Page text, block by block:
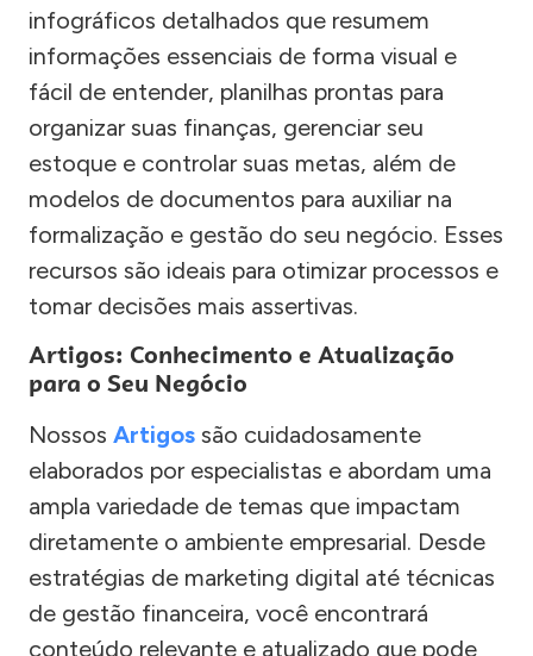
infográficos detalhados que resumem
informações essenciais de forma visual e
fácil de entender, planilhas prontas para
organizar suas finanças, gerenciar seu
estoque e controlar suas metas, além de
modelos de documentos para auxiliar na
formalização e gestão do seu negócio. Esses
recursos são ideais para otimizar processos e
tomar decisões mais assertivas.
Artigos: Conhecimento e Atualização
para o Seu Negócio
Nossos Artigos são cuidadosamente
elaborados por especialistas e abordam uma
ampla variedade de temas que impactam
diretamente o ambiente empresarial. Desde
estratégias de marketing digital até técnicas
de gestão financeira, você encontrará
conteúdo relevante e atualizado que pode